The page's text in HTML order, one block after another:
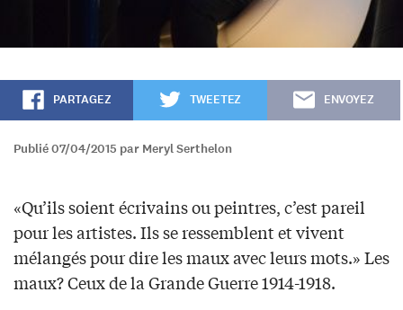
PARTAGEZ TWEETEZ ENVOYEZ
Publié 07/04/2015 par Meryl Serthelon
«Qu’ils soient écrivains ou peintres, c’est pareil
pour les artistes. Ils se ressemblent et vivent
mélangés pour dire les maux avec leurs mots.» Les
maux? Ceux de la Grande Guerre 1914-1918.